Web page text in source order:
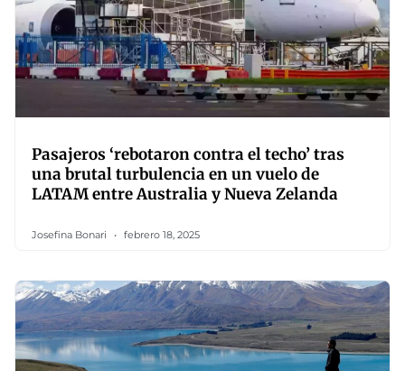
Pasajeros ‘rebotaron contra el techo’ tras
una brutal turbulencia en un vuelo de
LATAM entre Australia y Nueva Zelanda
Josefina Bonari febrero 18, 2025